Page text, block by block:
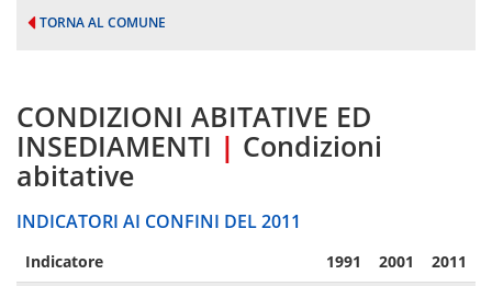
TORNA AL COMUNE
CONDIZIONI ABITATIVE ED
INSEDIAMENTI | Condizioni
abitative
INDICATORI AI CONFINI DEL 2011
Indicatore 1991 2001 2011